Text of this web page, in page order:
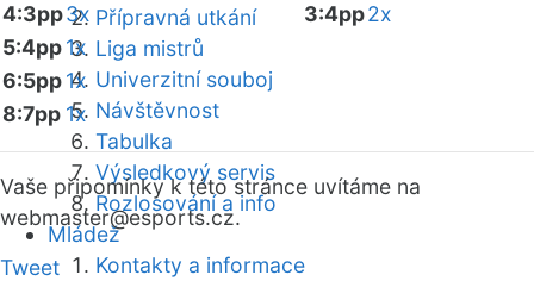
Přípravná utkání
Liga mistrů
Univerzitní souboj
Návštěvnost
Tabulka
Výsledkový servis
Rozlosování a info
Mládež
Kontakty a informace
4:3pp3x
5:4pp1x
6:5pp1x
8:7pp 1x
3:4pp2x
Vaše připomínky k této stránce uvítáme na
webmaster@esports.cz.
Tweet